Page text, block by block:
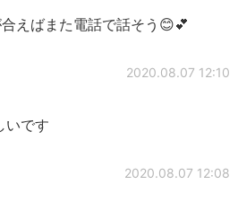
えばまた電話で話そう😊💕
2020.08.07 12:10
いです
2020.08.07 12:08